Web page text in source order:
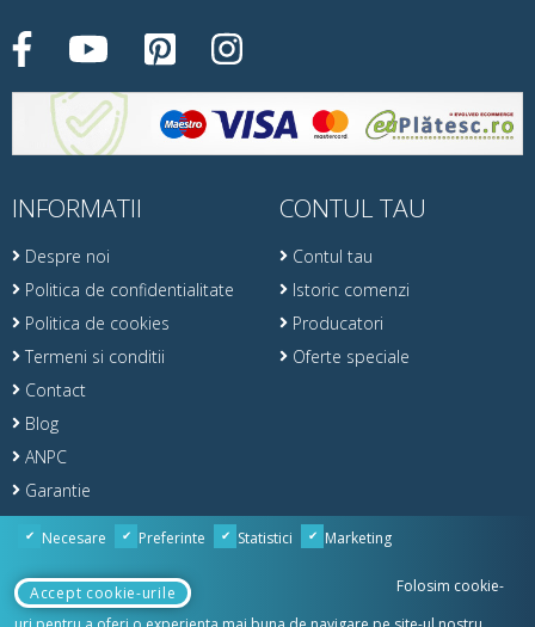
Necesare Preferinte Statistici Marketing
Accept cookie-urile
Folosim cookie-
INFORMATII
Despre noi
Politica de confidentialitate
Politica de cookies
Termeni si conditii
Contact
Blog
ANPC
Garantie
Retur
CONTUL TAU
Contul tau
Istoric comenzi
Producatori
Oferte speciale